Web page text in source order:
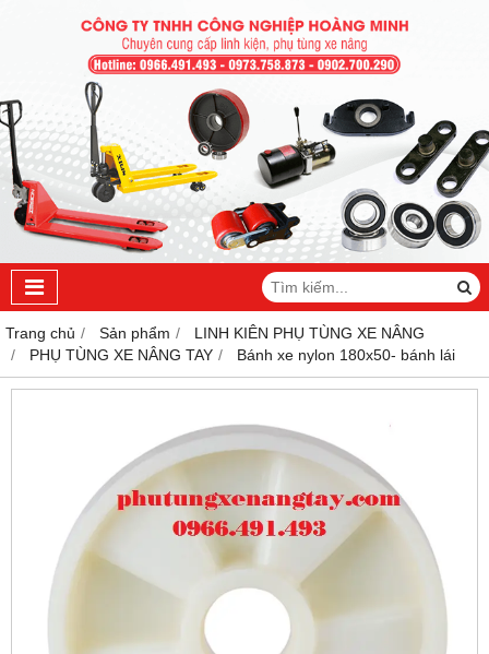
Trang chủ Sản phẩm
LINH KIÊN PHỤ TÙNG XE NÂNG
PHỤ TÙNG XE NÂNG TAY
Bánh xe nylon 180x50- bánh lái